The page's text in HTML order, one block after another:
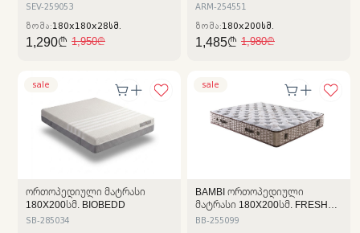
SEV-259053
ზომა:180x180x28სმ.
1,290₾ 1,950₾
ARM-254551
ზომა:180x200სმ.
1,485₾ 1,980₾
sale
ᲝᲠᲗᲝᲞᲔᲓᲘᲣᲚᲘ ᲛᲐᲢᲠᲐᲡᲘ
180X200ᲡᲛ. BIOBEDD
SB-285034
sale
BAMBI ᲝᲠᲗᲝᲞᲔᲓᲘᲣᲚᲘ
ᲛᲐᲢᲠᲐᲡᲘ 180X200ᲡᲛ. FRESH
CELL
BB-255099